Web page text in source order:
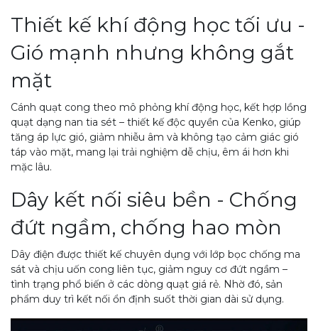
Thiết kế khí động học tối ưu -
Gió mạnh nhưng không gắt
mặt
Cánh quạt cong theo mô phỏng khí động học, kết hợp lồng
quạt dạng nan tia sét – thiết kế độc quyền của Kenko, giúp
tăng áp lực gió, giảm nhiễu âm và không tạo cảm giác gió
táp vào mặt, mang lại trải nghiệm dễ chịu, êm ái hơn khi
mặc lâu.
Dây kết nối siêu bền - Chống
đứt ngầm, chống hao mòn
Dây điện được thiết kế chuyên dụng với lớp bọc chống ma
sát và chịu uốn cong liên tục, giảm nguy cơ đứt ngầm –
tình trạng phổ biến ở các dòng quạt giá rẻ. Nhờ đó, sản
phẩm duy trì kết nối ổn định suốt thời gian dài sử dụng.